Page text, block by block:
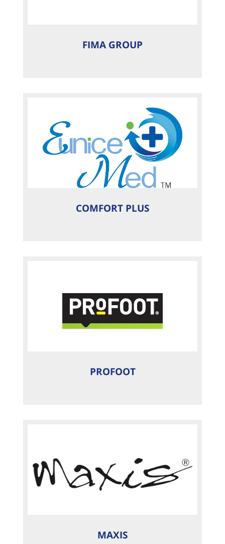
FIMA GROUP
COMFORT PLUS
PROFOOT
MAXIS